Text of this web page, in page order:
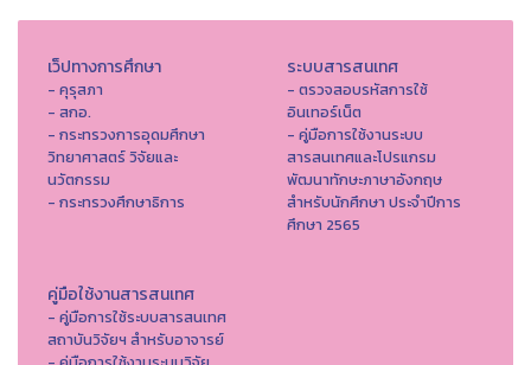
เว็ปทางการศึกษา
- คุรุสภา
- สกอ.
- กระทรวงการอุดมศึกษา
วิทยาศาสตร์ วิจัยและ
นวัตกรรม
- กระทรวงศึกษาธิการ
ระบบสารสนเทศ
- ตรวจสอบรหัสการใช้
อินเทอร์เน็ต
- คู่มือการใช้งานระบบ
สารสนเทศและโปรแกรม
พัฒนาทักษะภาษาอังกฤษ
สำหรับนักศึกษา ประจำปีการ
ศึกษา 2565
คู่มือใช้งานสารสนเทศ
- คู่มือการใช้ระบบสารสนเทศ
สถาบันวิจัยฯ สำหรับอาจารย์